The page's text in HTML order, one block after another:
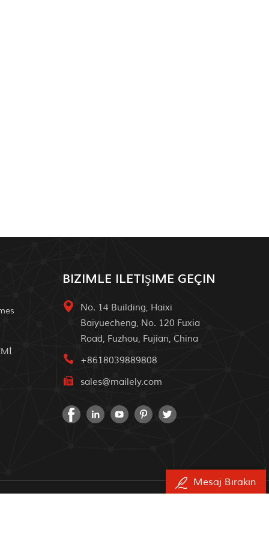
BIZIMLE ILETIŞIME GEÇIN
No. 14 Building, Haixi
Baiyuecheng, No. 120 Fuxia
Road, Fuzhou, Fujian, China
+8618039889808
sales@mailely.com
Mesaj Bırakın